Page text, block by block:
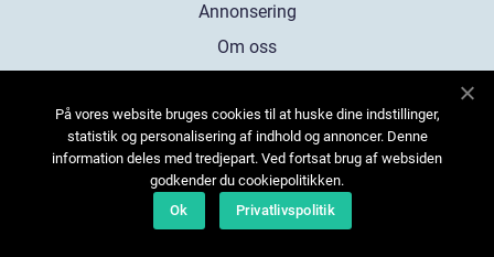
Annonsering
Om oss
Kontakta oss
Sitemap
På vores website bruges cookies til at huske dine indstillinger,
statistik og personalisering af indhold og annoncer. Denne
information deles med tredjepart. Ved fortsat brug af websiden
godkender du cookiepolitikken.
Ok
Privatlivspolitik